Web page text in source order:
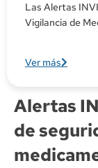
Las Alertas
Vigilancia de
Ver más
Alertas
de